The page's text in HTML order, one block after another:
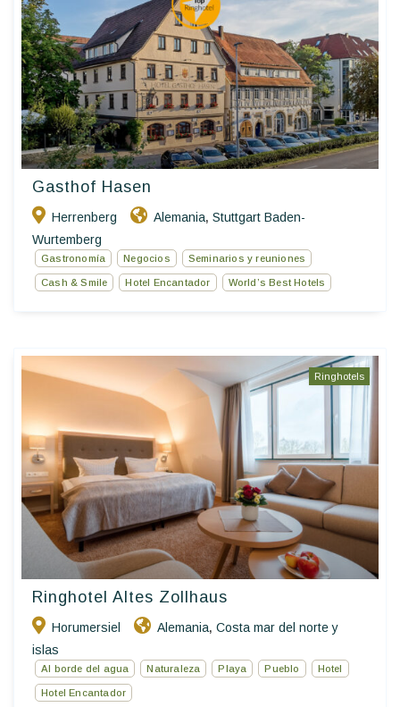
Gasthof Hasen
Herrenberg Alemania, Stuttgart Baden-
Wurtemberg
Gastronomía Negocios Seminarios y reuniones
Cash & Smile Hotel Encantador World’s Best Hotels
Ringhotels
Ringhotel Altes Zollhaus
Horumersiel Alemania, Costa mar del norte y
islas
Al borde del agua Naturaleza Playa Pueblo Hotel
Hotel Encantador